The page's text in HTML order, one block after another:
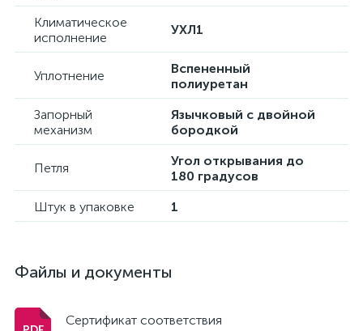
Климатическое
исполнение
УХЛ1
Уплотнение
Вспененный
полиуретан
Запорный
механизм
Язычковый с двойной
бородкой
Петля
Угол открывания до
180 градусов
Штук в упаковке
1
Файлы и документы
Сертификат соответствия